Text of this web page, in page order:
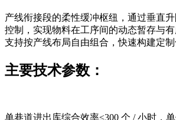
产线衔接段的柔性缓冲枢纽，通过垂直
控制，实现物料在工序间的动态暂存与
支持按产线布局自由组合，快速构建定制
主要技术参数：
单巷道进出库综合效率≤300 个 / 小时，